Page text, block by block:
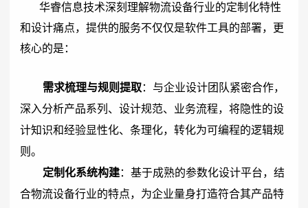
华睿信息技术深刻理解物流设备行业的定制化特性
和设计痛点，提供的服务不仅仅是软件工具的部署，更
核心的是：
需求梳理与规则提取：与企业设计团队紧密合作，
深入分析产品系列、设计规范、业务流程，将隐性的设
计知识和经验显性化、条理化，转化为可编程的逻辑规
则。
定制化系统构建：基于成熟的参数化设计平台，结
合物流设备行业的特点，为企业量身打造符合其产品特